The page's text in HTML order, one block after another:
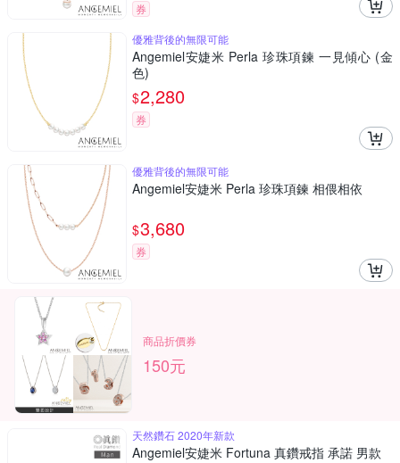
券
優雅背後的無限可能
Angemiel安婕米 Perla 珍珠項鍊 一見傾心 (金
色)
$2,280
券
優雅背後的無限可能
Angemiel安婕米 Perla 珍珠項鍊 相偎相依
$3,680
券
商品折價券
150元
天然鑽石 2020年新款
Angemiel安婕米 Fortuna 真鑽戒指 承諾 男款